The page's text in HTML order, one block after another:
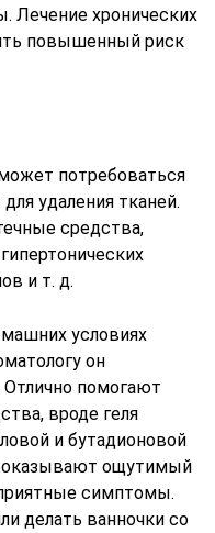
Лечение хронических
повышенный риск
потребоваться
удаления тканей.
средства,
и т. д.
условиях
он
помогают
вроде геля
и бутадионовой
оказывают ощутимый
симптомы.
делать ванночки со